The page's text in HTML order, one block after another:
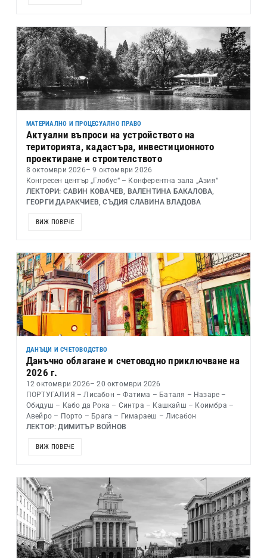
МАТЕРИАЛНО И ПРОЦЕСУАЛНО ПРАВО
Актуални въпроси на устройството на
територията, кадастъра, инвестиционното
проектиране и строителството
8 октомври 2026– 9 октомври 2026
Конгресен център „Глобус“ – Конферентна зала „Азия“
ЛЕКТОРИ: САВИН КОВАЧЕВ, ВАЛЕНТИНА БАКАЛОВА,
ГЕОРГИ ДАРАКЧИЕВ, СЪДИЯ СЛАВИНА ВЛАДОВА
ВИЖ ПОВЕЧЕ
ДАНЪЦИ И СЧЕТОВОДСТВО
Данъчно облагане и счетоводно приключване на
2026 г.
12 октомври 2026– 20 октомври 2026
ПОРТУГАЛИЯ – Лисабон – Фатима – Баталя – Назаре –
Обидуш – Кабо да Рока – Синтра – Кашкайш – Коимбра –
Авейро – Порто – Брага – Гимараеш – Лисабон
ЛЕКТОР: ДИМИТЪР ВОЙНОВ
ВИЖ ПОВЕЧЕ